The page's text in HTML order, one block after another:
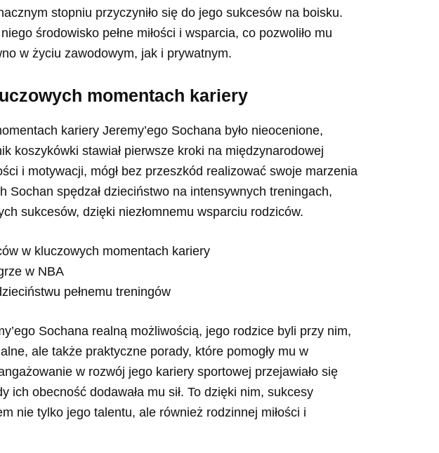
stopniu przyczyniło się do jego sukcesów na boisku.
środowisko pełne miłości i wsparcia, co pozwoliło mu
w życiu zawodowym, jak i prywatnym.
momentach kariery
kariery Jeremy’ego Sochana było nieocenione,
koszykówki stawiał pierwsze kroki na międzynarodowej
i motywacji, mógł bez przeszkód realizować swoje marzenia
Sochan spędzał dzieciństwo na intensywnych treningach,
sukcesów, dzięki niezłomnemu wsparciu rodziców.
w kluczowych momentach kariery
w NBA
pełnemu treningów
Sochana realną możliwością, jego rodzice byli przy nim,
ale także praktyczne porady, które pomogły mu w
w rozwój jego kariery sportowej przejawiało się
ich obecność dodawała mu sił. To dzięki nim, sukcesy
nie tylko jego talentu, ale również rodzinnej miłości i